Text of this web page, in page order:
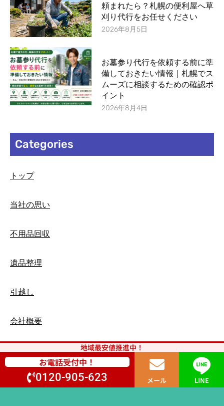
頼まれたら？札幌の便利屋へ草
刈り代行をお任せください
2026年8月5日
お墓参り代行を依頼する前に準
備しておきたい情報｜札幌でス
ムーズに相談するための確認ポ
イント
2026年8月4日
Categories
トップ
当社の思い
不用品回収
遺品整理
引越し
会社概要
地域最安値推進中！
お電話受付中！
0120-905-623 メール LINE